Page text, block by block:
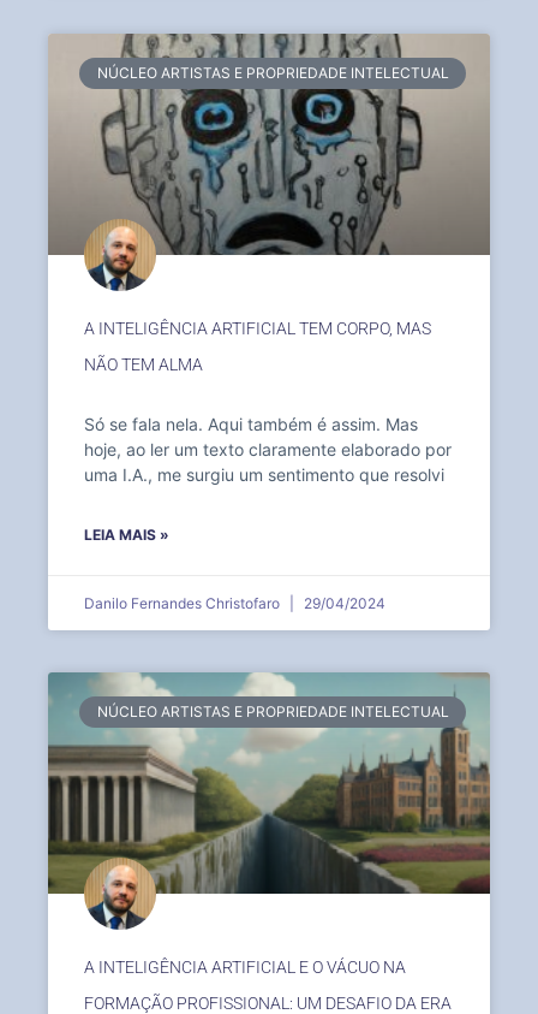
NÚCLEO ARTISTAS E PROPRIEDADE INTELECTUAL
A INTELIGÊNCIA ARTIFICIAL TEM CORPO, MAS
NÃO TEM ALMA
Só se fala nela. Aqui também é assim. Mas
hoje, ao ler um texto claramente elaborado por
uma I.A., me surgiu um sentimento que resolvi
LEIA MAIS »
Danilo Fernandes Christofaro 29/04/2024
NÚCLEO ARTISTAS E PROPRIEDADE INTELECTUAL
A INTELIGÊNCIA ARTIFICIAL E O VÁCUO NA
FORMAÇÃO PROFISSIONAL: UM DESAFIO DA ERA